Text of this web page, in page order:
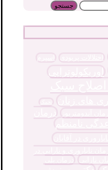
اختلالات پریودی
اوریکولوتراپی
اصلاح سبک
های زنان
تخمک
آندومتریوز
درمان
نامنظم
در آقایان
ناباروری و نارایی در
نازایی
درمان پلی